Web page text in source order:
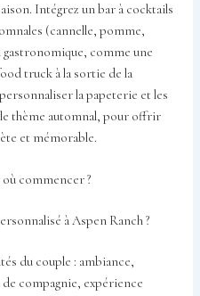
Intégrez un bar à cocktails
(cannelle, pomme,
comme une
truck à la sortie de la
la papeterie et les
thème automnal, pour offrir
et mémorable.
commencer ?
à Aspen Ranch ?
du couple : ambiance,
compagnie, expérience